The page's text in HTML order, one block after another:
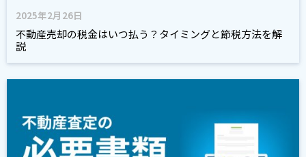
2025年2月26日
不動産売却の税金はいつ払う？タイミングと節税方法を解
説